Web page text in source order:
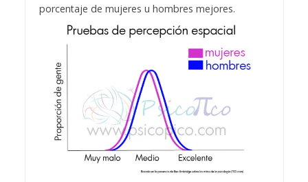
porcentaje de mujeres u hombres mejores.